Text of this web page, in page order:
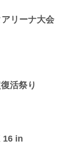
LANDMARK
サイトにてご案内
アリーナ大会
活祭り
16 in